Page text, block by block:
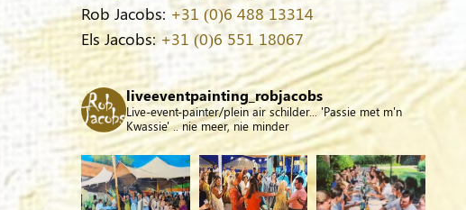
Rob Jacobs: +31 (0)6 488 13314
Els Jacobs:+31 (0)6 551 18067
liveeventpainting_robjacobs
Live-event-painter/plein air schilder... 'Passie met m'n
Kwassie' .. nie meer, nie minder